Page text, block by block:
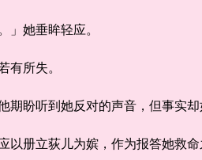
她垂眸轻应。
所失。
盼听到她反对的声音，但事实却
册立荻儿为嫔，作为报答她救命